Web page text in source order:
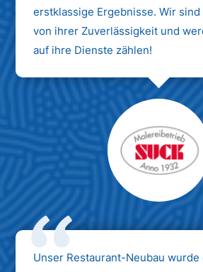
erstklassige Ergebnisse. Wir
von ihrer Zuverlässigkeit und
auf ihre Dienste zählen!
Unser Restaurant-Neubau wurde